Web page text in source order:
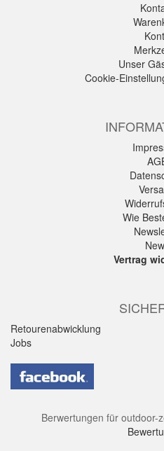
Unser
Cookie-
Wie
Vertrag
Retourenabwicklung
Jobs
Berwertungen für outdoor-